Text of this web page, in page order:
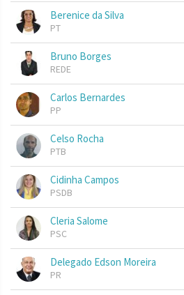
Berenice da Silva
PT
Bruno Borges
REDE
Carlos Bernardes
PP
Celso Rocha
PTB
Cidinha Campos
PSDB
Cleria Salome
PSC
Delegado Edson Moreira
PR